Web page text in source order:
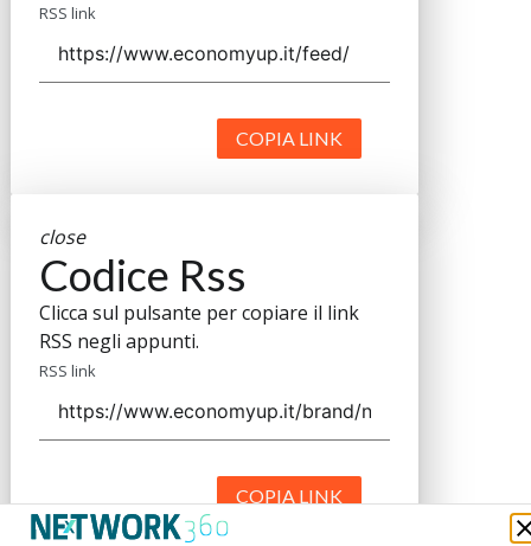
RSS link
COPIA LINK
close
Codice Rss
Clicca sul pulsante per copiare il link
RSS negli appunti.
RSS link
COPIA LINK